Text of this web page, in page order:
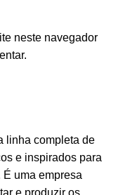
neste navegador
linha completa de
e inspirados para
uma empresa
e produzir os